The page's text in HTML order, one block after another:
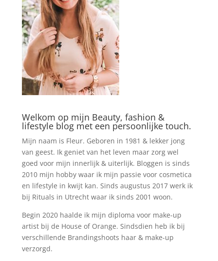
Welkom op mijn Beauty, fashion &
lifestyle blog met een persoonlijke touch.
Mijn naam is Fleur. Geboren in 1981 & lekker jong
van geest. Ik geniet van het leven maar zorg wel
goed voor mijn innerlijk & uiterlijk. Bloggen is sinds
2010 mijn hobby waar ik mijn passie voor cosmetica
en lifestyle in kwijt kan. Sinds augustus 2017 werk ik
bij Rituals in Utrecht waar ik sinds 2001 woon.
Begin 2020 haalde ik mijn diploma voor make-up
artist bij de House of Orange. Sindsdien heb ik bij
verschillende Brandingshoots haar & make-up
verzorgd.